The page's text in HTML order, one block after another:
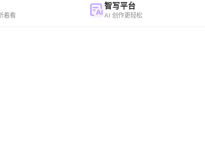
着看
智写平台
AI 创作更轻松